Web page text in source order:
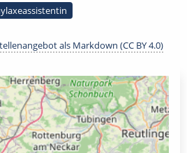
als Markdown (CC BY 4.0)